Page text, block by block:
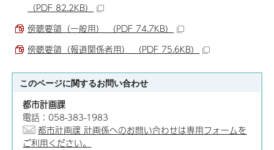
（PDF 82.2KB）
傍聴要領（一般用） （PDF 74.7KB）
傍聴要領（報道関係者用） （PDF 75.6KB）
このページに関するお問い合わせ
都市計画課
電話：058-383-1983
都市計画課 計画係へのお問い合わせは専用フォームを
ご利用ください。